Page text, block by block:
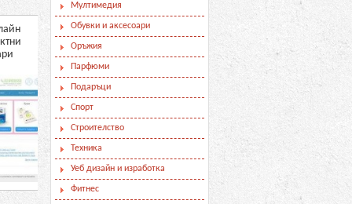
Зоомагазин ZooZoo.BG -
храна и аксесоари за
домашни любимци
Oригинални български
парфюми с висока
концентрация и качество -
Sangado.bg
Мултимедия
Обувки и аксесоари
Оръжия
Парфюми
Подаръци
Спорт
Строителство
Техника
Уеб дизайн и изработка
Фитнес